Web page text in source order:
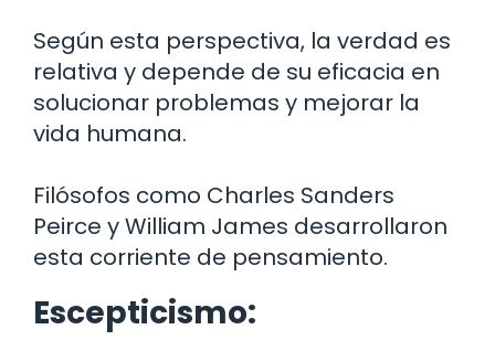
Según esta perspectiva, la verdad es
relativa y depende de su eficacia en
solucionar problemas y mejorar la
vida humana.
Filósofos como Charles Sanders
Peirce y William James desarrollaron
esta corriente de pensamiento.
Escepticismo: